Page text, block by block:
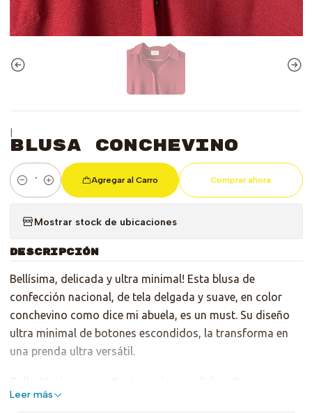
|
Blusa Conchevino
Cantidad
Agregar al Carro Comprar ahora
Mostrar stock de ubicaciones
DESCRIPCIÓN
Bellísima, delicada y ultra minimal! Esta blusa de
confección nacional, de tela delgada y suave, en color
conchevino como dice mi abuela, es un must. Su diseño
ultra minimal de botones escondidos, la transforma en
una prenda ultra versátil.
Leer más